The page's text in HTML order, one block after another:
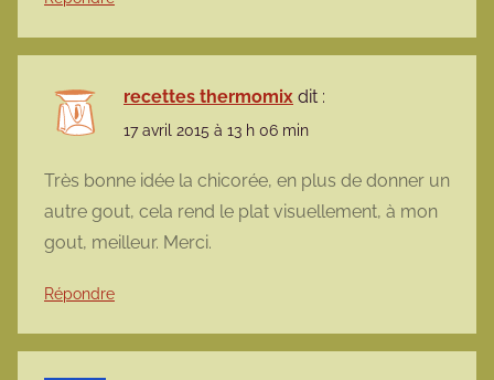
recettes thermomix dit :
17 avril 2015 à 13 h 06 min
Très bonne idée la chicorée, en plus de donner un
autre gout, cela rend le plat visuellement, à mon
gout, meilleur. Merci.
Répondre